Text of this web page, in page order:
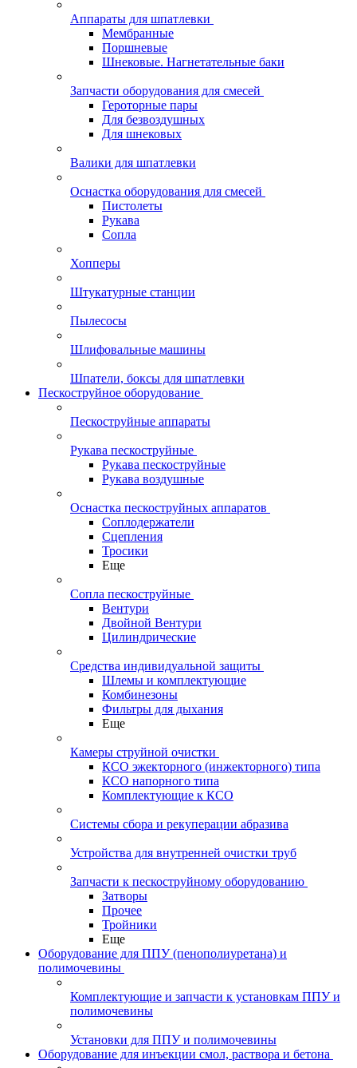
Аппараты для шпатлевки
Мембранные
Поршневые
Шнековые. Нагнетательные баки
Запчасти оборудования для смесей
Героторные пары
Для безвоздушных
Для шнековых
Валики для шпатлевки
Оснастка оборудования для смесей
Пистолеты
Рукава
Сопла
Хопперы
Штукатурные станции
Пылесосы
Шлифовальные машины
Шпатели, боксы для шпатлевки
Пескоструйное оборудование
Пескоструйные аппараты
Рукава пескоструйные
Рукава пескоструйные
Рукава воздушные
Оснастка пескоструйных аппаратов
Соплодержатели
Сцепления
Тросики
Еще
Сопла пескоструйные
Вентури
Двойной Вентури
Цилиндрические
Средства индивидуальной защиты
Шлемы и комплектующие
Комбинезоны
Фильтры для дыхания
Еще
Камеры струйной очистки
КСО эжекторного (инжекторного) типа
КСО напорного типа
Комплектующие к КСО
Системы сбора и рекуперации абразива
Устройства для внутренней очистки труб
Запчасти к пескоструйному оборудованию
Затворы
Прочее
Тройники
Еще
Оборудование для ППУ (пенополиуретана) и
полимочевины
Комплектующие и запчасти к установкам ППУ и
полимочевины
Установки для ППУ и полимочевины
Оборудование для инъекции смол, раствора и бетона